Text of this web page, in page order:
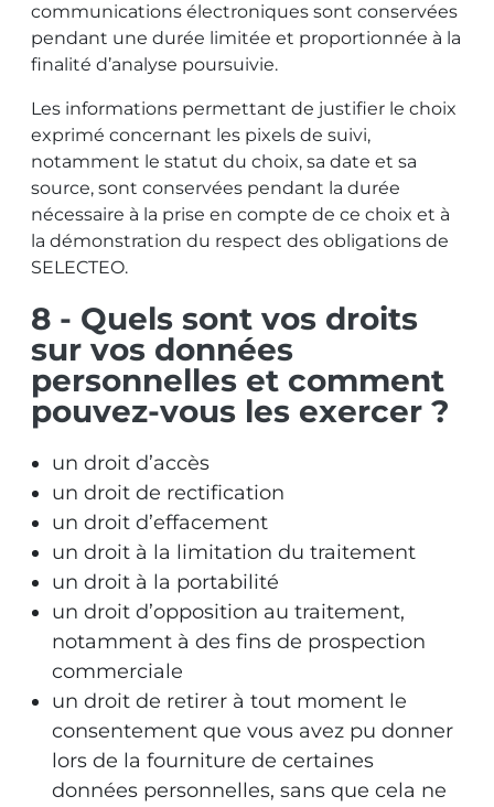
communications électroniques sont conservées
pendant une durée limitée et proportionnée à la
finalité d’analyse poursuivie.
Les informations permettant de justifier le choix
exprimé concernant les pixels de suivi,
notamment le statut du choix, sa date et sa
source, sont conservées pendant la durée
nécessaire à la prise en compte de ce choix et à
la démonstration du respect des obligations de
SELECTEO.
8 - Quels sont vos droits
sur vos données
personnelles et comment
pouvez-vous les exercer ?
un droit d’accès
un droit de rectification
un droit d’effacement
un droit à la limitation du traitement
un droit à la portabilité
un droit d’opposition au traitement,
notamment à des fins de prospection
commerciale
un droit de retirer à tout moment le
consentement que vous avez pu donner
lors de la fourniture de certaines
données personnelles, sans que cela ne